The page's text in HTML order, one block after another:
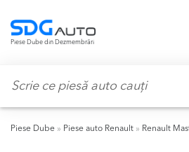
navigation
content
Piese Dube din Dezmembrări
Piese Dube » Piese auto Renault » Renault